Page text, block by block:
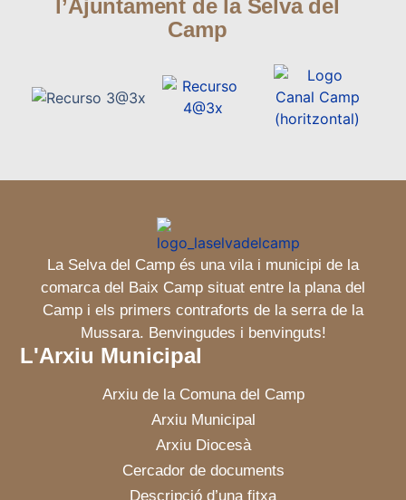
l’Ajuntament de la Selva del
Camp
La Selva del Camp és una vila i municipi de la
comarca del Baix Camp situat entre la plana del
Camp i els primers contraforts de la serra de la
Mussara. Benvingudes i benvinguts!
L'Arxiu Municipal
Arxiu de la Comuna del Camp
Arxiu Municipal
Arxiu Diocesà
Cercador de documents
Descripció d’una fitxa